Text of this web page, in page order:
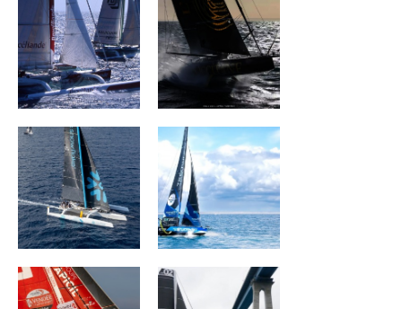
SNOWFLAKE
TEAMWORK Team
Snef
Groupe APICIL ORION RACING